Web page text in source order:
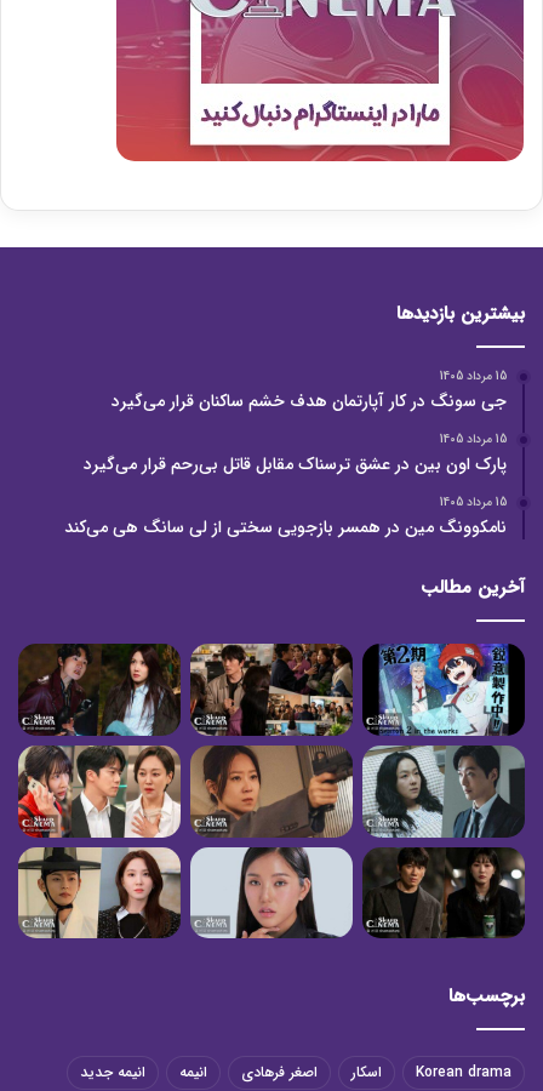
بیشترین بازدیدها
15 مرداد 1405
جی سونگ در کار آپارتمان هدف خشم ساکنان قرار می‌گیرد
15 مرداد 1405
پارک اون بین در عشق ترسناک مقابل قاتل بی‌رحم قرار می‌گیرد
15 مرداد 1405
نامکوونگ مین در همسر بازجویی سختی از لی سانگ هی می‌کند
آخرین مطالب
برچسب‌ها
Korean drama اسکار اصغر فرهادی انیمه
انیمه جدید